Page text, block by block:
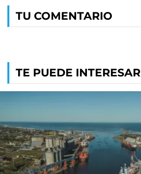
TU COMENTARIO
TE PUEDE INTERESAR